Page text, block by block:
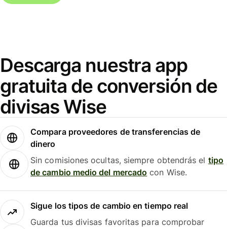
Descarga nuestra app
gratuita de conversión de
divisas Wise
Compara proveedores de transferencias de
dinero
Sin comisiones ocultas, siempre obtendrás el tipo
de cambio medio del mercado con Wise.
Sigue los tipos de cambio en tiempo real
Guarda tus divisas favoritas para comprobar